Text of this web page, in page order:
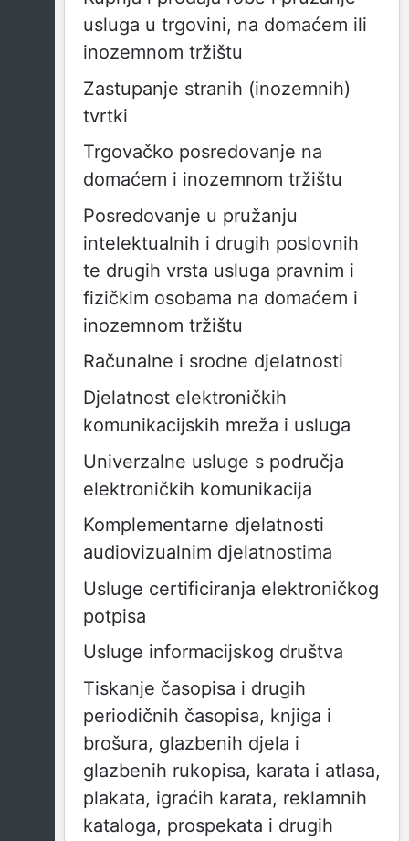
usluga u trgovini, na domaćem ili
inozemnom tržištu
Zastupanje stranih (inozemnih)
tvrtki
Trgovačko posredovanje na
domaćem i inozemnom tržištu
Posredovanje u pružanju
intelektualnih i drugih poslovnih
te drugih vrsta usluga pravnim i
fizičkim osobama na domaćem i
inozemnom tržištu
Računalne i srodne djelatnosti
Djelatnost elektroničkih
komunikacijskih mreža i usluga
Univerzalne usluge s područja
elektroničkih komunikacija
Komplementarne djelatnosti
audiovizualnim djelatnostima
Usluge certificiranja elektroničkog
potpisa
Usluge informacijskog društva
Tiskanje časopisa i drugih
periodičnih časopisa, knjiga i
brošura, glazbenih djela i
glazbenih rukopisa, karata i atlasa,
plakata, igraćih karata, reklamnih
kataloga, prospekata i drugih